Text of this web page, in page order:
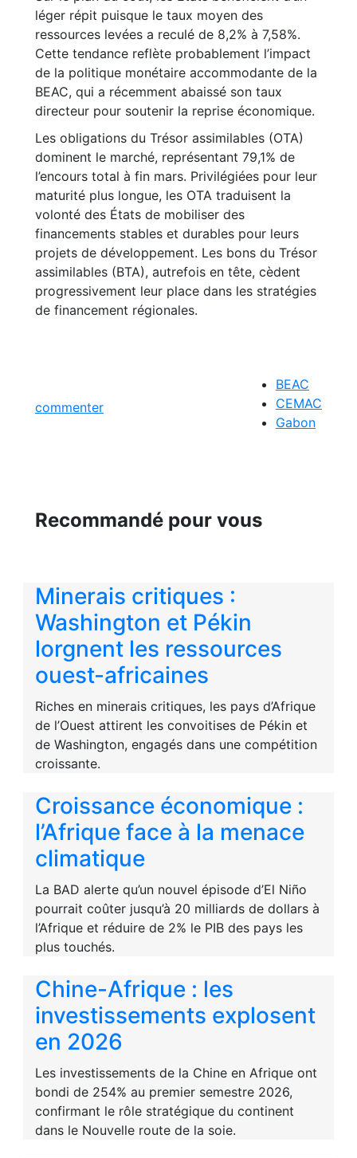
léger répit puisque le taux moyen des
ressources levées a reculé de 8,2% à 7,58%.
Cette tendance reflète probablement l’impact
de la politique monétaire accommodante de la
BEAC, qui a récemment abaissé son taux
directeur pour soutenir la reprise économique.
Les obligations du Trésor assimilables (OTA)
dominent le marché, représentant 79,1% de
l’encours total à fin mars. Privilégiées pour leur
maturité plus longue, les OTA traduisent la
volonté des États de mobiliser des
financements stables et durables pour leurs
projets de développement. Les bons du Trésor
assimilables (BTA), autrefois en tête, cèdent
progressivement leur place dans les stratégies
de financement régionales.
commenter
BEAC
CEMAC
Gabon
Recommandé pour vous
Minerais critiques :
Washington et Pékin
lorgnent les ressources
ouest-africaines
Riches en minerais critiques, les pays d’Afrique
de l’Ouest attirent les convoitises de Pékin et
de Washington, engagés dans une compétition
croissante.
Croissance économique :
l’Afrique face à la menace
climatique
La BAD alerte qu’un nouvel épisode d’El Niño
pourrait coûter jusqu’à 20 milliards de dollars à
l’Afrique et réduire de 2% le PIB des pays les
plus touchés.
Chine-Afrique : les
investissements explosent
en 2026
Les investissements de la Chine en Afrique ont
bondi de 254% au premier semestre 2026,
confirmant le rôle stratégique du continent
dans le Nouvelle route de la soie.